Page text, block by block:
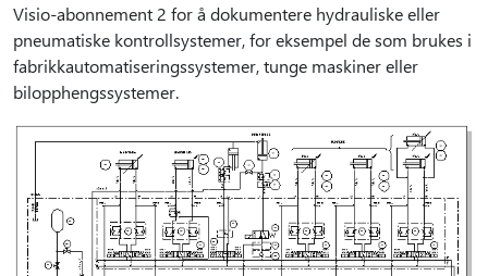
Visio-abonnement 2 for å dokumentere hydrauliske eller
pneumatiske kontrollsystemer, for eksempel de som brukes i
fabrikkautomatiseringssystemer, tunge maskiner eller
bilopphengssystemer.